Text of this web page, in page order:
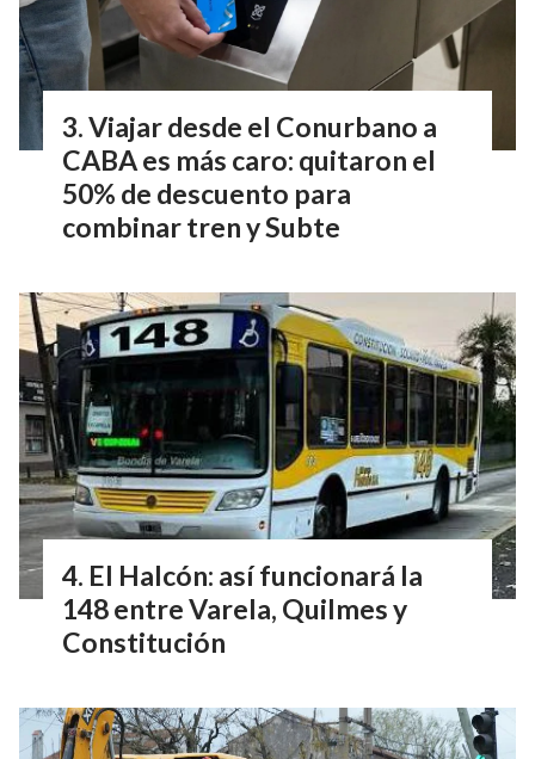
Viajar desde el Conurbano a
CABA es más caro: quitaron el
50% de descuento para
combinar tren y Subte
El Halcón: así funcionará la
148 entre Varela, Quilmes y
Constitución